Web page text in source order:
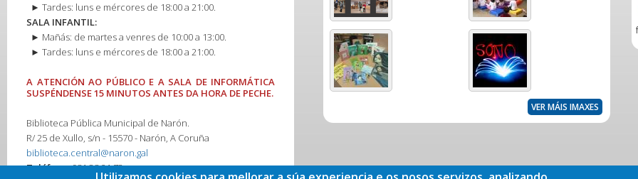
► Tardes: luns e mércores de 18:00 a 21:00.
SALA INFANTIL:
► Mañás: de martes a venres de 10:00 a 13:00.
► Tardes: luns e mércores de 18:00 a 21:00.
A ATENCIÓN AO PÚBLICO E A SALA DE INFORMÁTICA
SUSPÉNDENSE 15 MINUTOS ANTES DA HORA DE PECHE.
Biblioteca Pública Municipal de Narón.
R/ 25 de Xullo, s/n - 15570 - Narón, A Coruña
biblioteca.central@naron.gal
Teléfono:981 38 21 73
VER MÁIS IMAXES